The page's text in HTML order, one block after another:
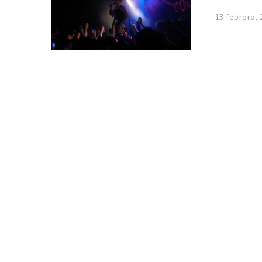
13 febrero,